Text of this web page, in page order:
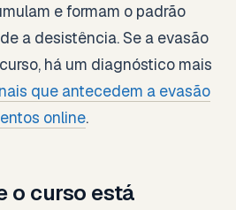
e formam o padrão
a desistência. Se a evasão
há um diagnóstico mais
que antecedem a evasão
online.
o curso está